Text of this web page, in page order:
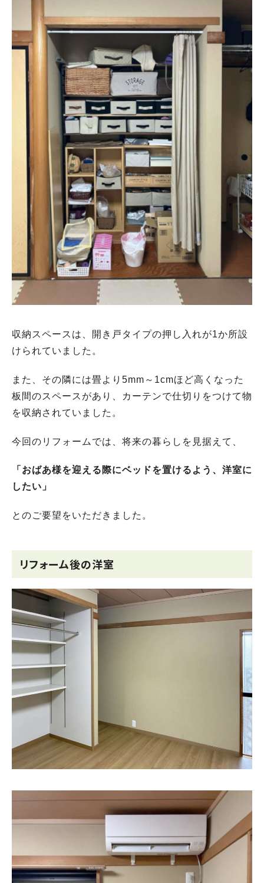
収納スペースは、開き戸タイプの押し入れが1か所設
けられていました。
また、その隣には畳より5mm～1cmほど高くなった
板間のスペースがあり、カーテンで仕切りをつけて物
を収納されていました。
今回のリフォームでは、将来の暮らしを見据えて、
「おばあ様を迎える際にベッドを置けるよう、洋室に
したい」
とのご要望をいただきました。
リフォーム後の洋室